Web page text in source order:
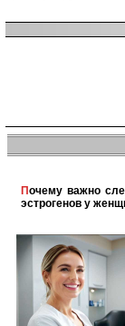
Почему важно следить за уровнем
эстрогенов у